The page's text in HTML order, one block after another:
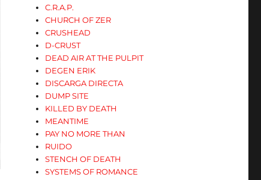
C.R.A.P.
CHURCH OF ZER
CRUSHEAD
D-CRUST
DEAD AIR AT THE PULPIT
DEGEN ERIK
DISCARGA DIRECTA
DUMP SITE
KILLED BY DEATH
MEANTIME
PAY NO MORE THAN
RUIDO
STENCH OF DEATH
SYSTEMS OF ROMANCE